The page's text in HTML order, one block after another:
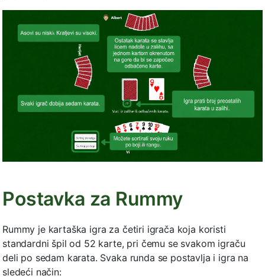
Postavka za Rummy
Rummy je kartaška igra za četiri igrača koja koristi
standardni špil od 52 karte, pri čemu se svakom igraču
deli po sedam karata. Svaka runda se postavlja i igra na
sledeći način: